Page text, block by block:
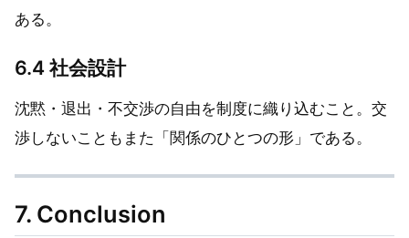
ある。
6.4 社会設計
沈黙・退出・不交渉の自由を制度に織り込むこと。交
渉しないこともまた「関係のひとつの形」である。
7. Conclusion